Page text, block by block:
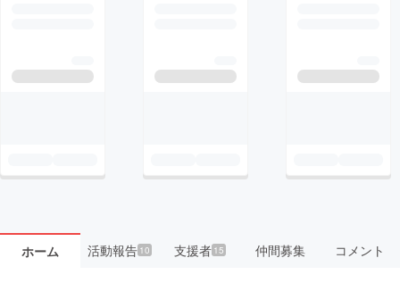
ホーム 活動報告10 支援者 15 仲間募集 コメント